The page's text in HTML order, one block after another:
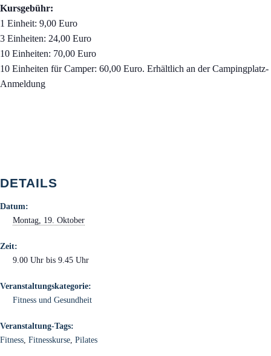
Kursgebühr:
1 Einheit: 9,00 Euro
3 Einheiten: 24,00 Euro
10 Einheiten: 70,00 Euro
10 Einheiten für Camper: 60,00 Euro. Erhältlich an der Campingplatz-
Anmeldung
DETAILS
Datum:
Montag, 19. Oktober
Zeit:
9.00 Uhr bis 9.45 Uhr
Veranstaltungskategorie:
Fitness und Gesundheit
Veranstaltung-Tags:
Fitness Fitnesskurse Pilates